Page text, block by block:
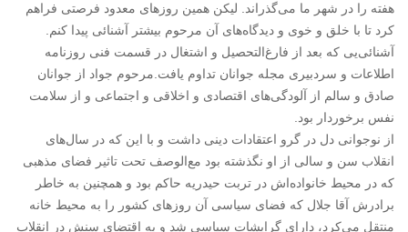
هفته را در شهر ما می‌گذراند. لیکن همین روزهای معدود فرصتی فراهم
کرد تا با خلق و خوی و دیدگاه‌های آن مرحوم بیشتر آشنائی پیدا کنم.
آشنائی‌یی که بعد از فارغ‌التحصیل و اشتغال در قسمت فنی روزنامه
اطلاعات و سردبیری مجله جوانان تداوم یافت.مرحوم جواد از جوانان
صادق و سالم از آلودگی‌های اقتصادی و اخلاقی و اجتماعی و از سلامت
نفس برخوردار بود.
از نوجوانی دل در گرو اعتقادات دینی داشت و با این که در سال‌های
انقلاب سن و سالی از او نگذشته بود مع‌الوصف تحت تاثیر فضای مذهبی
که در محیط خانواده‌اش در تربت حیدریه حاکم بود و همچنین به خاطر
برادرش آقا جلال که فضای سیاسی آن روزهای کشور را به محیط خانه
منتقل می‌کرد، دارای گرایشات سیاسی شد و به اقتضای سنش در انقلاب